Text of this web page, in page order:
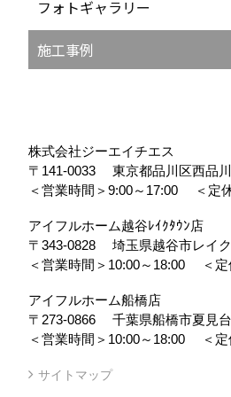
フォトギャラリー
施工事例
株式会社ジーエイチエス
〒141-0033
東京都品川区西品
＜営業時間＞9:00～17:00
＜定
アイフルホーム越谷ﾚｲｸﾀｳﾝ店
〒343-0828
埼玉県越谷市レイ
＜営業時間＞10:00～18:00
＜
アイフルホーム船橋店
〒273-0866
千葉県船橋市夏見
＜営業時間＞10:00～18:00
＜
サイトマップ